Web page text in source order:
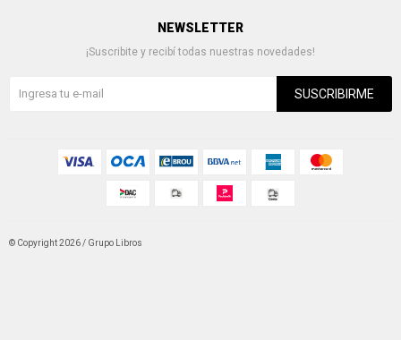
NEWSLETTER
¡Suscribite y recibí todas nuestras novedades!
SUSCRIBIRME
© Copyright 2026 / Grupo Libros